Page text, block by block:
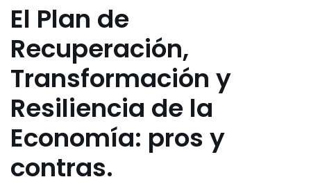
El Plan de
Recuperación,
Transformación y
Resiliencia de la
Economía: pros y
contras.